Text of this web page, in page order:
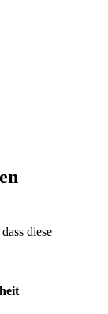
diese